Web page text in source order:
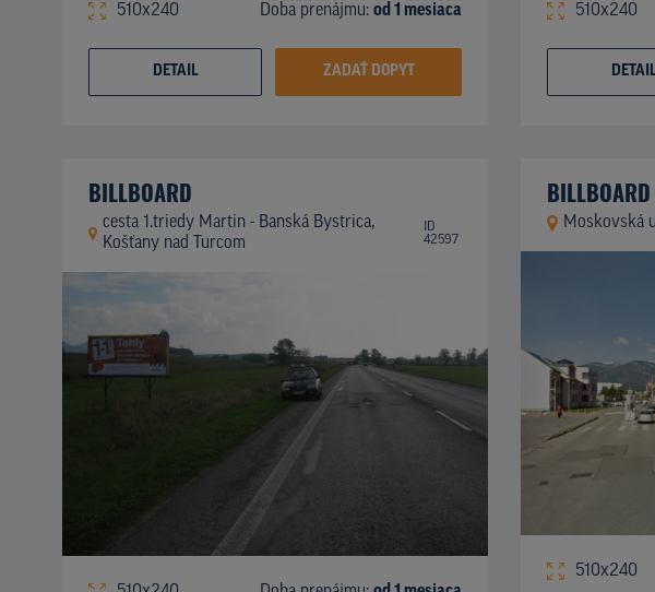
510x240 Doba prenájmu: od 1 mesiaca
DETAIL ZADAŤ DOPYT
510x240
BILLBOARD
cesta 1.triedy Martin - Banská Bystrica,
Košťany nad Turcom
ID
42597
BILLBOARD
Moskovská
510x240